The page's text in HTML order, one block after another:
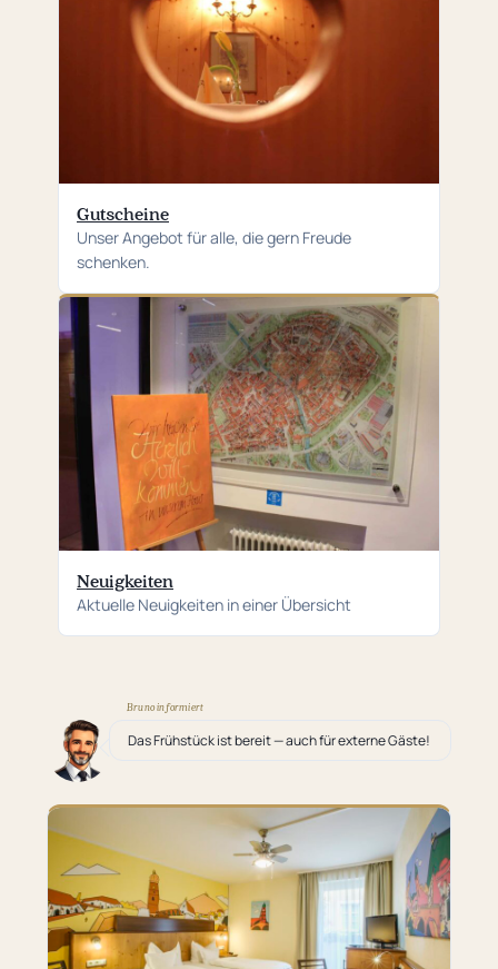
Gutscheine
Unser Angebot für alle, die gern Freude
schenken.
Neuigkeiten
Aktuelle Neuigkeiten in einer Übersicht
Bruno informiert
Das Frühstück ist bereit — auch für externe Gäste!